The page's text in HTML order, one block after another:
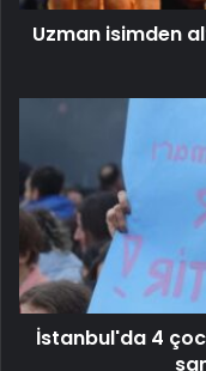
Uzman isimden
İstanbul'da 4